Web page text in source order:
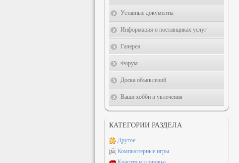
Уставные документы
Информация о поставщиках услуг
Галерея
Форум
Доска объявлений
Ваши хобби и увлечения
КАТЕГОРИИ РАЗДЕЛА
Другое
Компьютерные игры